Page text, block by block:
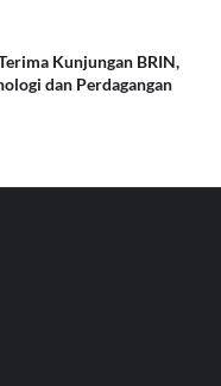
Kunjungan BRIN,
dan Perdagangan